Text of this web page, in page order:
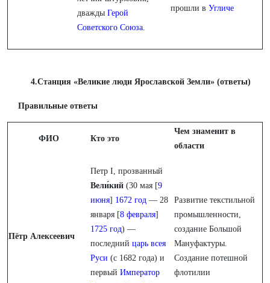
дважды Герой
Советского Союза.
прошли в Угличе
4.Станция «Великие люди Ярославской Земли» (ответы)
Правильные ответы
ФИО Кто это
Чем знаменит в
области
Пётр Алексеевич
Петр I, прозванный
Вели́кий (30 мая [9
июня] 1672 год — 28
января [8 февраля]
1725 год) —
последний царь всея
Руси (с 1682 года) и
первый Император
Развитие текстильной
промышленности,
создание Большой
Мануфактуры.
Создание потешной
флотилии